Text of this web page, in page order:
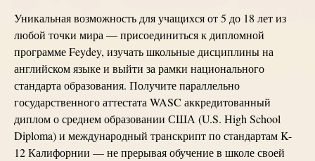
Уникальная возможность для учащихся от 5 до 18 лет из
любой точки мира — присоединиться к дипломной
программе Feydey, изучать школьные дисциплины на
английском языке и выйти за рамки национального
стандарта образования. Получите параллельно
государственного аттестата WASC аккредитованный
диплом о среднем образовании США (U.S. High School
Diploma) и международный транскрипт по стандартам K-
12 Калифорнии — не прерывая обучение в школе своей